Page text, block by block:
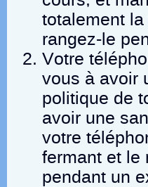
totalement
rangez-le
Votre
vous à avoir
politique de
avoir une
votre
fermant et le
pendant un